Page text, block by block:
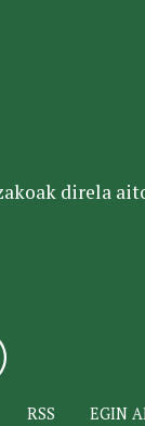
direla
RSS EGIN